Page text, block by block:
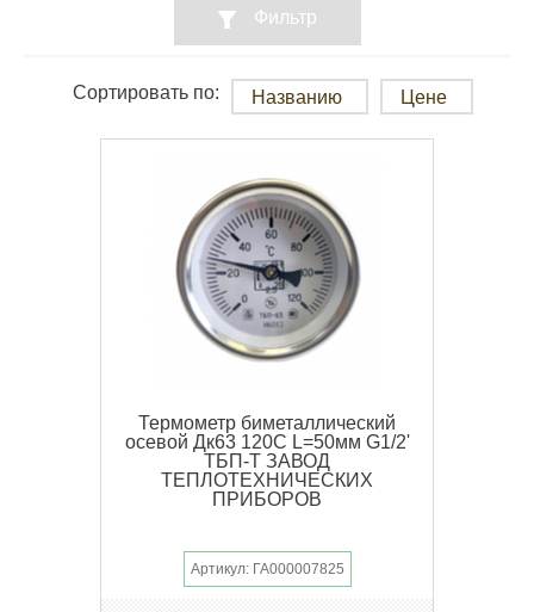
Фильтр
Сортировать по: Названию Цене
Термометр биметаллический
осевой Дк63 120С L=50мм G1/2'
ТБП-Т ЗАВОД
ТЕПЛОТЕХНИЧЕСКИХ
ПРИБОРОВ
Артикул: ГА000007825